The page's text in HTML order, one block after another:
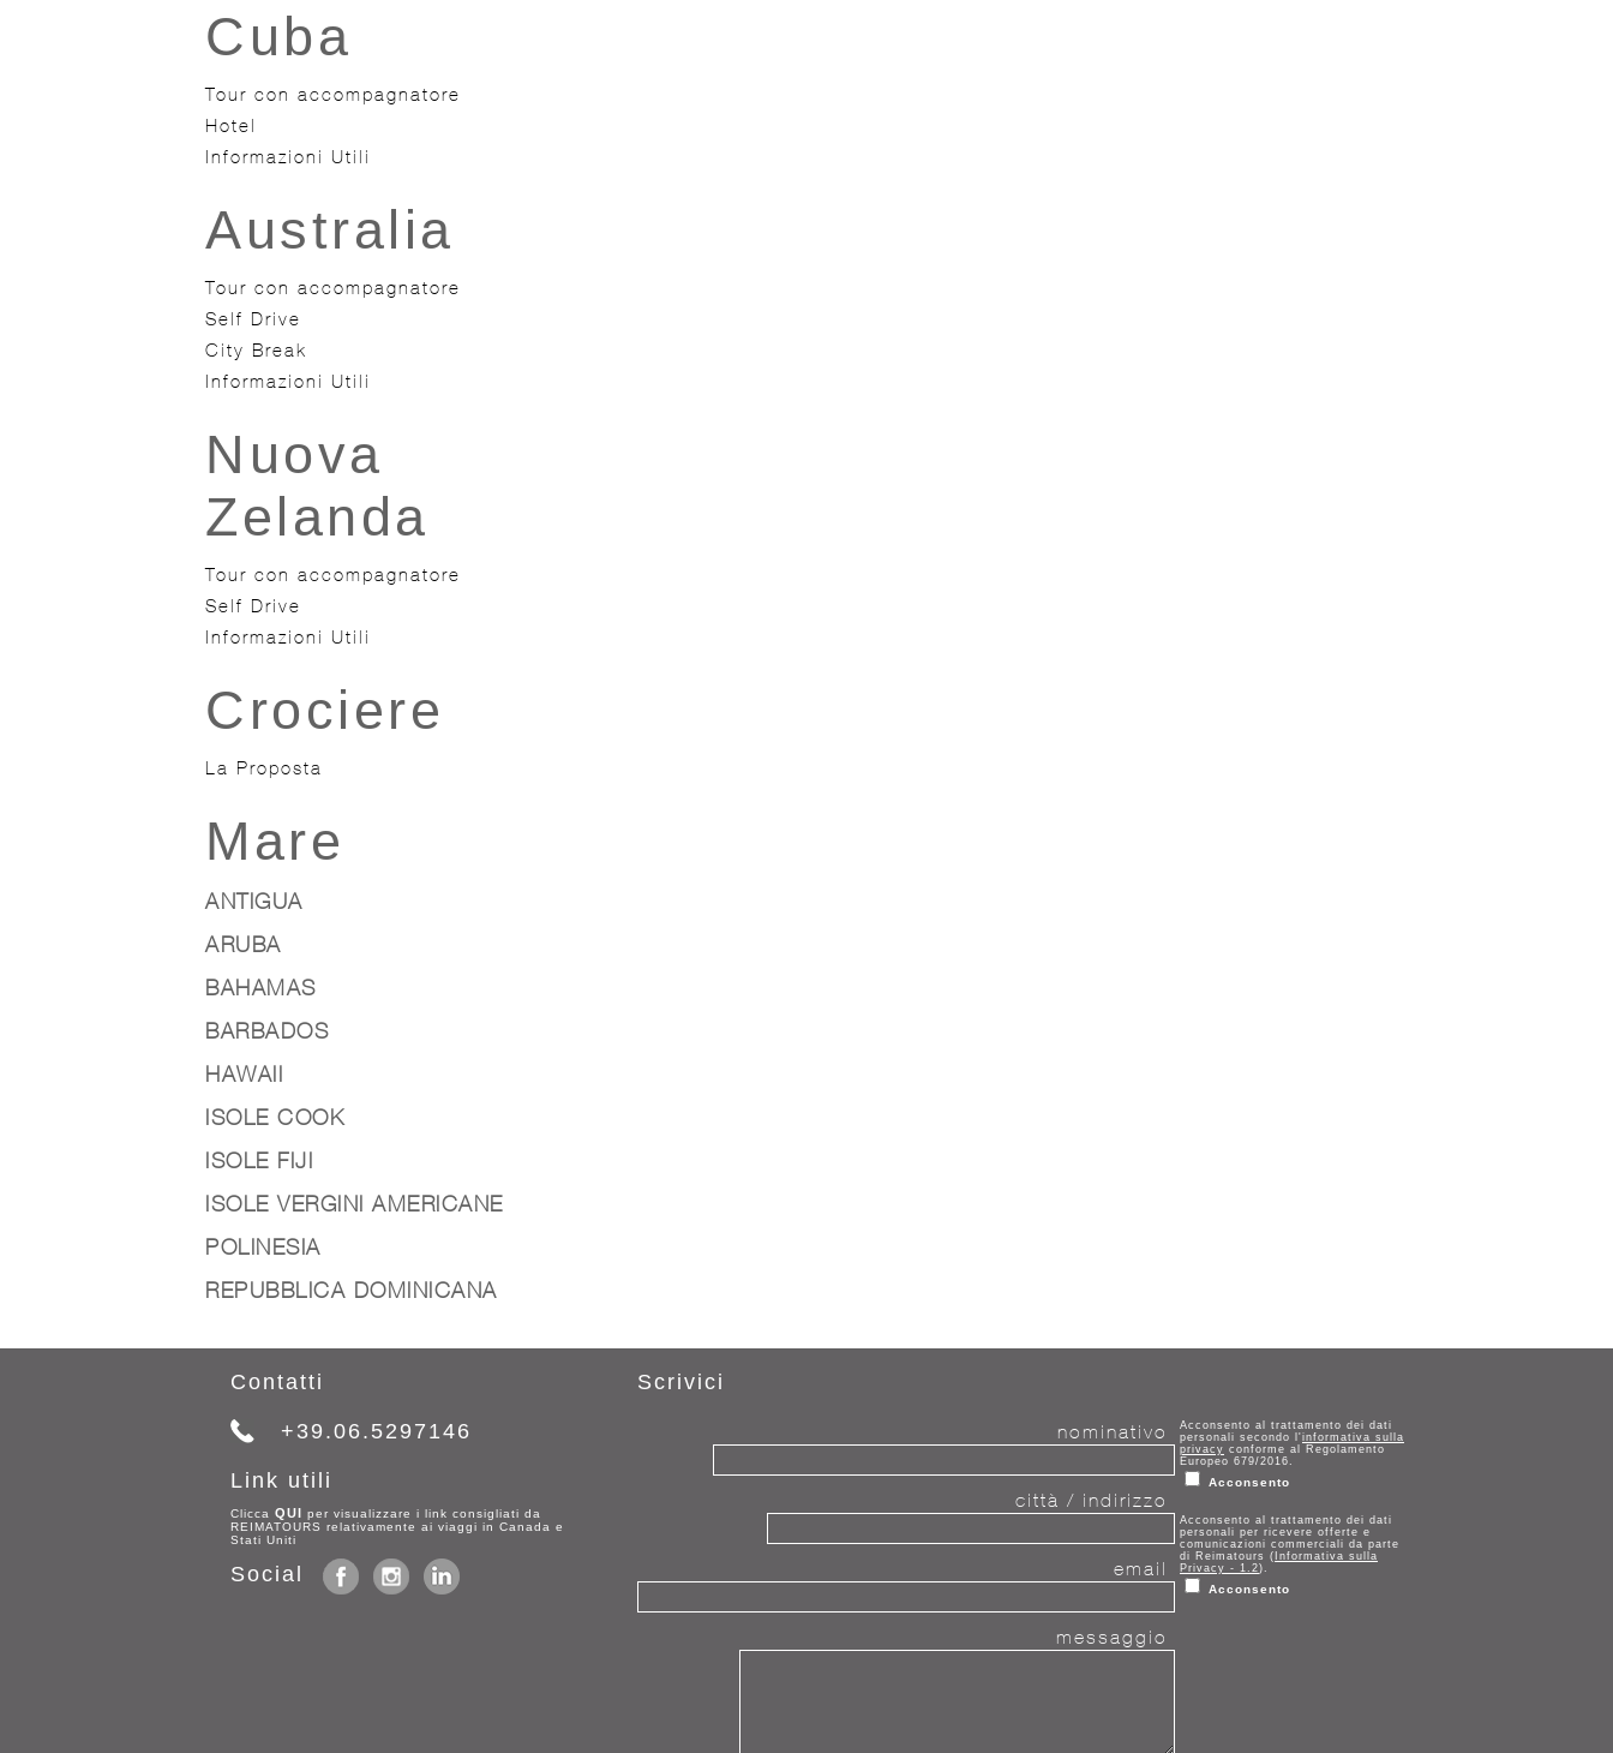
Cuba
Tour con accompagnatore
Hotel
Informazioni Utili
Australia
Tour con accompagnatore
Self Drive
City Break
Informazioni Utili
Nuova
Zelanda
Tour con accompagnatore
Self Drive
Informazioni Utili
Crociere
La Proposta
Mare
ANTIGUA
ARUBA
BAHAMAS
BARBADOS
HAWAII
ISOLE COOK
ISOLE FIJI
ISOLE VERGINI AMERICANE
POLINESIA
REPUBBLICA DOMINICANA
Contatti
+39.06.5297146
Link utili
Clicca QUI per visualizzare i link consigliati da
REIMATOURS relativamente ai viaggi in Canada e
Stati Uniti
Social
Scrivici
nominativo
città / indirizzo
email
messaggio
Acconsento al trattamento dei dati
personali secondo l'informativa sulla
privacy conforme al Regolamento
Europeo 679/2016.
Acconsento
Acconsento al trattamento dei dati
personali per ricevere offerte e
comunicazioni commerciali da parte
di Reimatours ( Informativa sulla
Privacy - 1.2).
Acconsento